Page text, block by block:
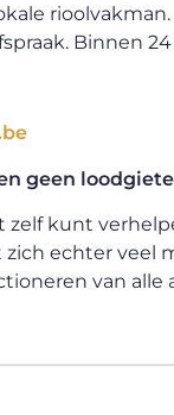
Binnen
geen
zelf kunt
echter veel
van alle